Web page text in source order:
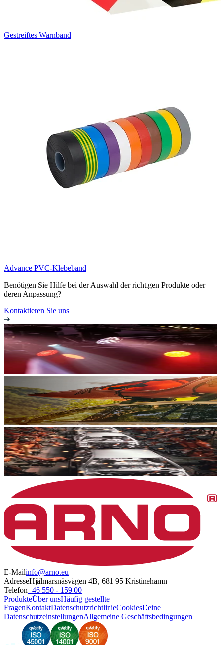
Gestreiftes Warnband
Advance PVC-Klebeband
Benötigen Sie Hilfe bei der Auswahl der richtigen Produkte oder
deren Anpassung?
Kontaktieren Sie uns
E-Mailinfo@arno.eu
AdresseHjälmarsnäsvägen 4B, 681 95 Kristinehamn
Telefon+46 550 - 159 00
ProdukteÜber unsHäufig gestellte
FragenKontaktDatenschutzrichtlinieCookiesDeine
DatenschutzeinstellungenAllgemeine Geschäftsbedingungen